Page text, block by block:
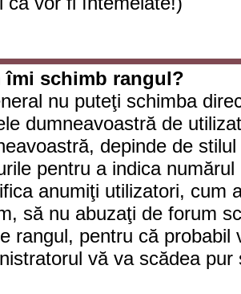
îmi schimb rangul?
nu puteţi schimba
dumneavoastră de
depinde de
pentru a indica
anumiţi utilizatori, cum
să nu abuzaţi de forum
rangul, pentru că
vă va scădea